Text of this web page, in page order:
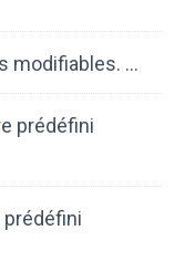
modifiables. …
prédéfini